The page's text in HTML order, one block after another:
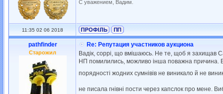
С уважением, Вадим.
11:35 02 06 2018
pathfinder
Старожил
Re: Репутация участников аукциона
Вадік, соррі, що вмішаюсь. Не те, щоб я захищав
НП помилились, можливо інша поважна причина.
порядності жодних сумнівів не виникало й не
не писала гнівні пости через капслок про мене.